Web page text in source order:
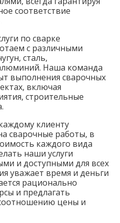
соответствие
по сварке
с различными
сталь,
Наша команда
выполнения сварочных
включая
строительные
клиенту
сварочные работы, в
каждого вида
наши услуги
и доступными для всех
уважает время и деньги
рационально
и предлагать
цены и